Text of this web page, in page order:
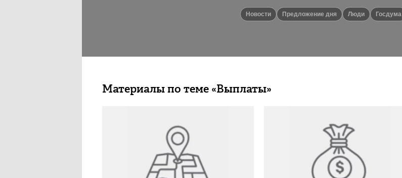
новости Предложение дня люди госдума
Материалы по теме «Выплаты»